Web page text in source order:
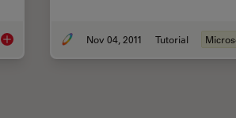
CARS Microscopy: Imaging Characteristic Vibrational
Nov 04, 2011 Tutorial